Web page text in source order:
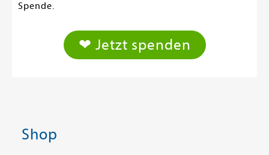
Spende.
❤ Jetzt spenden
Shop